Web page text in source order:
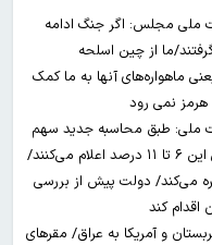
ملی مجلس: اگر جنگ ادامه
ما از چین اسلحه
ماهواره‌های آنها به ما کمک
هرمز نمی رود
ملی: طبق محاسبه جدید سهم
ایران در دریای خزر بین ۵ تا ۷ درصد و برخی این ۶ تا ۱۱ درصد اعلام می‌کنند/
می‌کند/ دولت پیش از بررسی
کند
عربستان و آمریکا به عراق/ مقرهای